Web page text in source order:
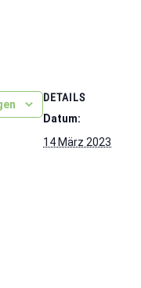
DETAILS
Datum:
14 März 2023